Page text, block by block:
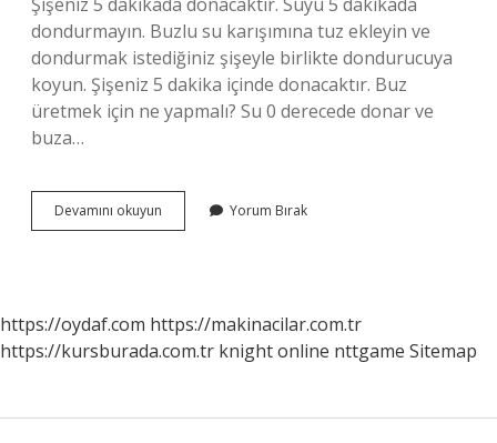
dondurmayın. Buzlu su karışımına tuz ekleyin ve
dondurmak istediğiniz şişeyle birlikte dondurucuya
koyun. Şişeniz 5 dakika içinde donacaktır. Buz
üretmek için ne yapmalı? Su 0 derecede donar ve
buza…
Devamını okuyun
Nasıl
Yorum Bırak
https://oydaf.com https://makinacilar.com.tr
https://kursburada.com.tr knight online nttgame Sitemap